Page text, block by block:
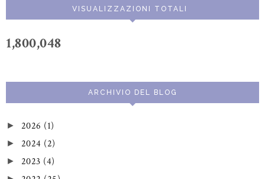
VISUALIZZAZIONI TOTALI
1,800,048
ARCHIVIO DEL BLOG
► 2026 (1)
► 2024 (2)
► 2023 (4)